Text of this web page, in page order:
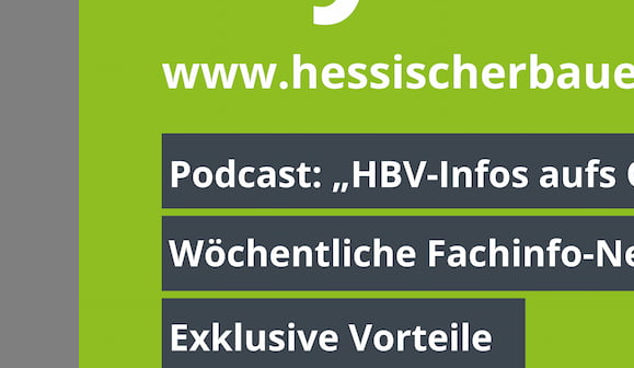
Präsident Müller dankte der Mitgliederversammlung
Engagement an der Spitze der Deutschen
„In den letzten Jahren ist es gelungen, die
Raum Stätten der Begegnung zu geben“, so
Miteinander und viele Veranstaltungen der
der Landseniorenverbände wieder neu aufleben zu
Der Präsident des Hessischen Bauernverbandes,
Glückwunschschreiben, dass Armin Müller als
Limburg-Weilburg und als amtierender Präsident
prädestiniert sei, weil er als versierter, langjähriger
verfüge.